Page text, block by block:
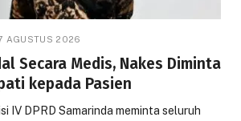
AGUSTUS 2026
Secara Medis, Nakes Diminta
kepada Pasien
IV DPRD Samarinda meminta seluruh